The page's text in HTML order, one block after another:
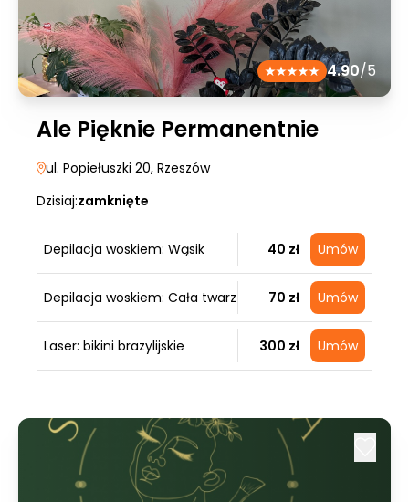
4.90/5
Ale Pięknie Permanentnie
ul. Popiełuszki 20, Rzeszów
Dzisiaj:zamknięte
Depilacja woskiem: Wąsik 40 zł Umów
Depilacja woskiem: Cała twarz 70 zł Umów
Laser: bikini brazylijskie 300 zł Umów